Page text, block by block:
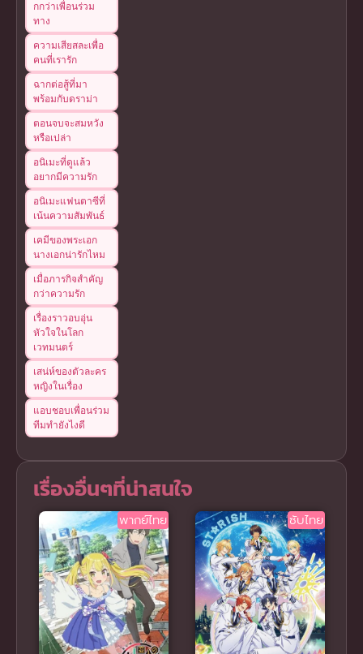
กกว่าเพื่อนร่วม
ทาง
ความเสียสละเพื่อ
คนที่เรารัก
ฉากต่อสู้ที่มา
พร้อมกับดราม่า
ตอนจบจะสมหวัง
หรือเปล่า
อนิเมะที่ดูแล้ว
อยากมีความรัก
อนิเมะแฟนตาซีที่
เน้นความสัมพันธ์
เคมีของพระเอก
นางเอกน่ารักไหม
เมื่อภารกิจสำคัญ
กว่าความรัก
เรื่องราวอบอุ่น
หัวใจในโลก
เวทมนตร์
เสน่ห์ของตัวละคร
หญิงในเรื่อง
แอบชอบเพื่อนร่วม
ทีมทำยังไงดี
เรื่องอื่นๆที่น่าสนใจ
พากย์ไทย ซับไทย